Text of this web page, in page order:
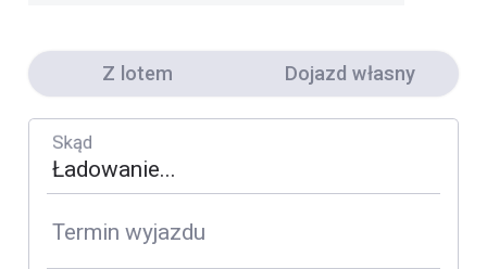
Z lotem Dojazd własny
Skąd
Termin wyjazdu